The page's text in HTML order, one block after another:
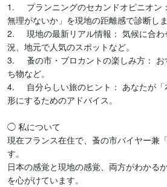
1.	プランニングのセカンドオピニオン： 「このスケジュールは
無理がないか」を現地の距離感で診断しま
2.	現地の最新リアル情報： 気候に合わせた服装、最近の治安状
況、地元で人気のスポットなど。
3.	蚤の市・ブロカントの楽しみ方： おすすめの市やマナー、持
ち物など。
4.	自分らしい旅のヒント： あなたが「本当にやりたいこと」を
形にするためのアドバイス。
◯ 私について
現在フランス在住で、蚤の市バイヤー兼
す。
日本の感覚と現地の感覚、両方がわかる
を心がけています。